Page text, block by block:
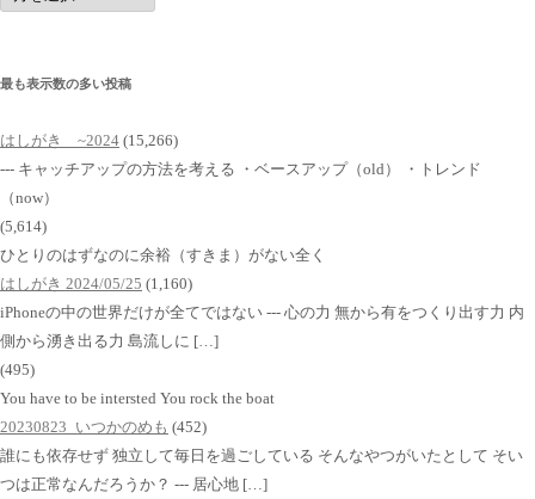
ブ
最も表示数の多い投稿
はしがき ~2024 (15,266)
--- キャッチアップの方法を考える ・ベースアップ（old） ・トレンド
（now）
(5,614)
ひとりのはずなのに余裕（すきま）がない全く
はしがき 2024/05/25 (1,160)
iPhoneの中の世界だけが全てではない --- 心の力 無から有をつくり出す力 内
側から湧き出る力 島流しに […]
(495)
You have to be intersted You rock the boat
20230823_いつかのめも (452)
誰にも依存せず 独立して毎日を過ごしている そんなやつがいたとして そい
つは正常なんだろうか？ --- 居心地 […]